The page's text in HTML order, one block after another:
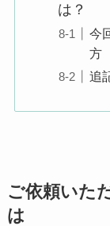
は？
今
方
追
ご依頼いた
は